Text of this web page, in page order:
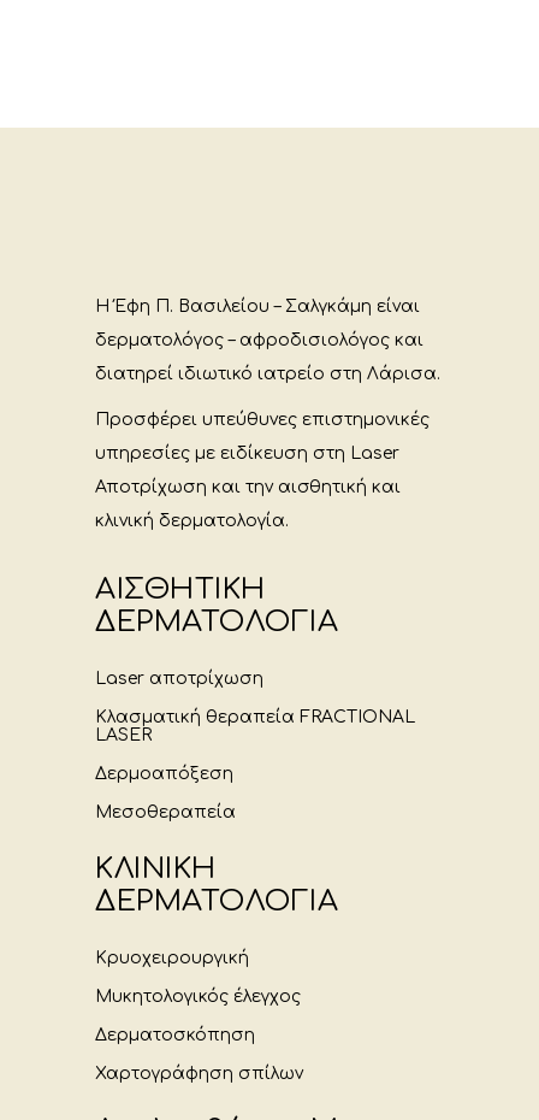
Η Έφη Π. Βασιλείου – Σαλγκάμη είναι
δερματολόγος – αφροδισιολόγος και
διατηρεί ιδιωτικό ιατρείο στη Λάρισα.
Προσφέρει υπεύθυνες επιστημονικές
υπηρεσίες με ειδίκευση στη Laser
Αποτρίχωση και την αισθητική και
κλινική δερματολογία.
ΑΙΣΘΗΤΙΚΗ
ΔΕΡΜΑΤΟΛΟΓΙΑ
Laser αποτρίχωση
Κλασματική θεραπεία FRACTIONAL
LASER
Δερμοαπόξεση
Μεσοθεραπεία
ΚΛΙΝΙΚΗ
ΔΕΡΜΑΤΟΛΟΓΙΑ
Κρυοχειρουργική
Μυκητολογικός έλεγχος
Δερματοσκόπηση
Χαρτογράφηση σπίλων